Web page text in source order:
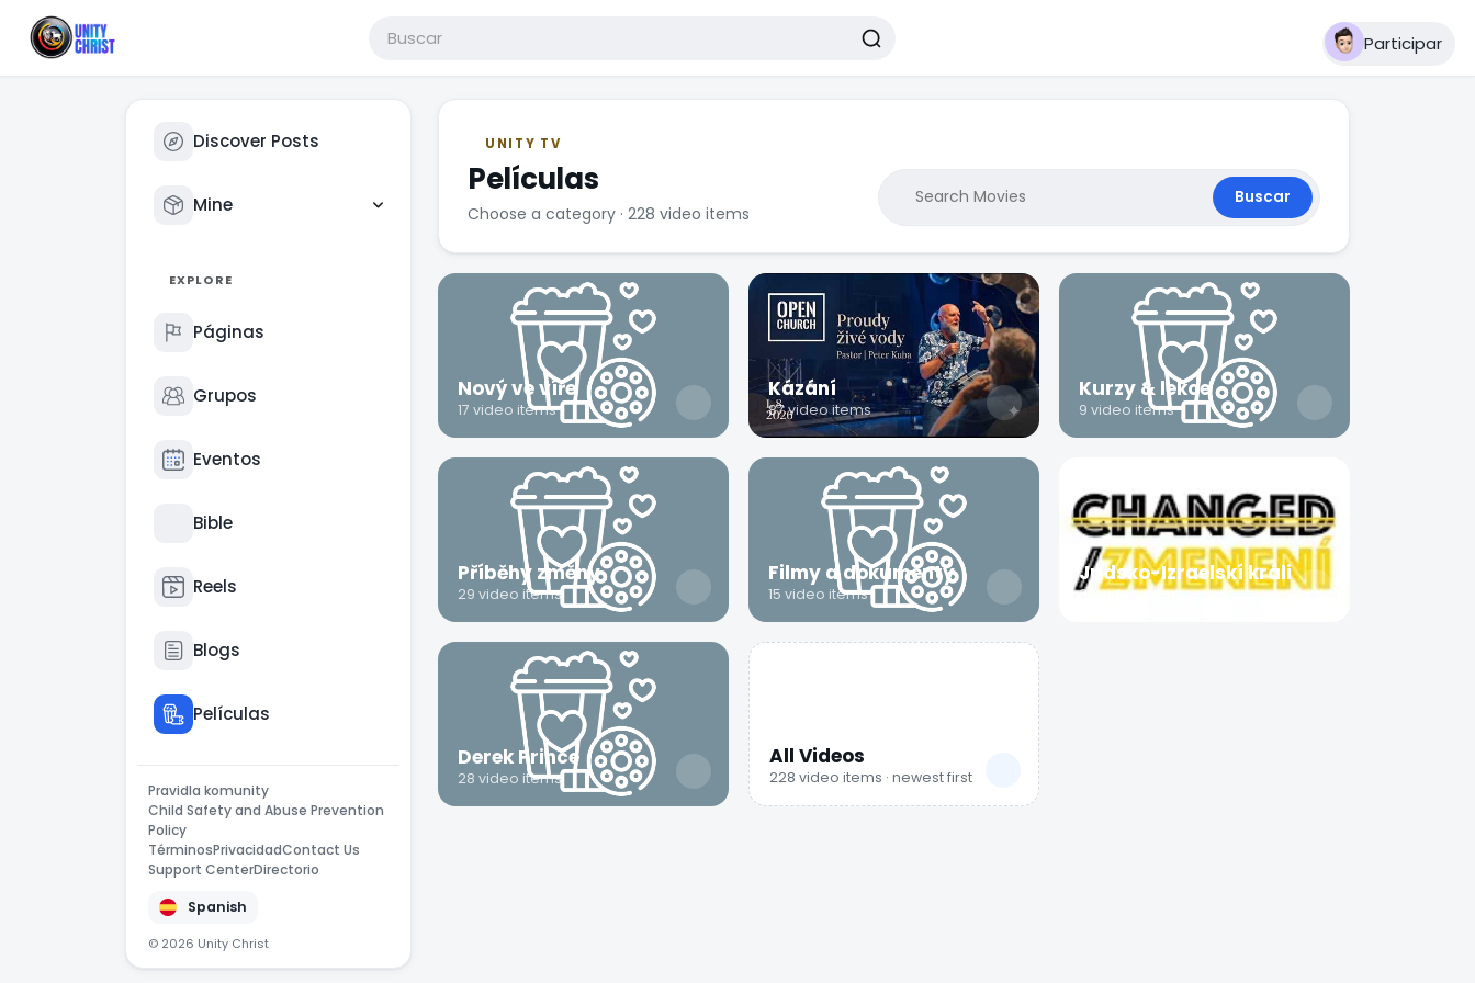
Participar
Discover Posts
Mine
EXPLORE
Páginas
Grupos
Eventos
Bible
Reels
Blogs
Películas
Pravidla komunity
Child Safety and Abuse Prevention
Policy
TérminosPrivacidadContact Us
Support CenterDirectorio
Spanish
© 2026 Unity Christ
UNITY TV
Películas
Choose a category · 228 video items
Buscar
Nový ve víře
17 video items
Kázání
87 video items
Kurzy & lekce
9 video items
Příběhy změny
29 video items
Filmy a dokumenty
15 video items
Judsko-Izraelskí králi
39 video items
Derek Prince
28 video items
All Videos
228 video items · newest first